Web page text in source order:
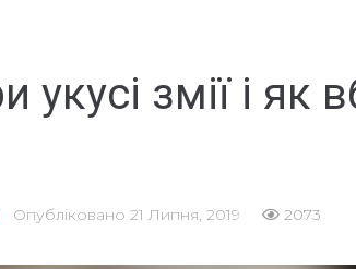
змії і як
Опубліковано 21 Липня, 2019 2073